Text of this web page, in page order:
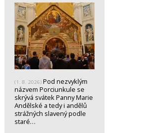
(1. 8. 2026) Pod nezvyklým
názvem Porciunkule se
skrývá svátek Panny Marie
Andělské a tedy i andělů
strážných slavený podle
staré…